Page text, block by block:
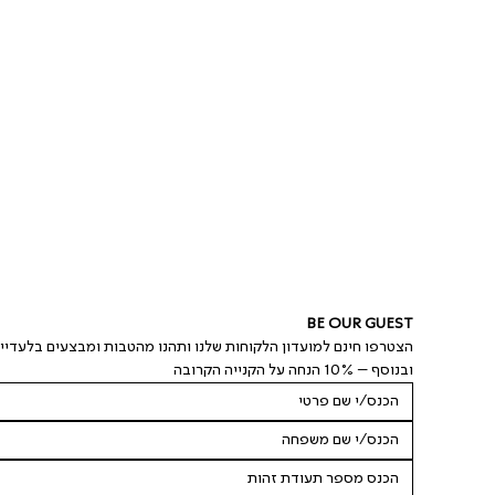
BE OUR GUEST
הצטרפו חינם למועדון הלקוחות שלנו ותהנו מהטבות ומבצעים
ובנוסף – 10% הנחה על הקנייה הקרובה